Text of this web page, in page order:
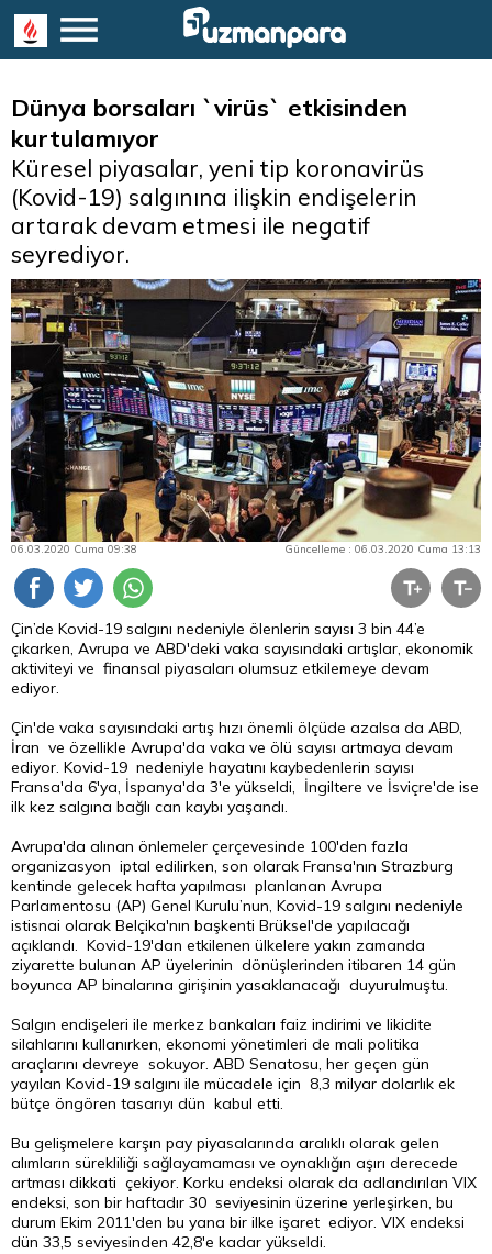
Dünya borsaları `virüs` etkisinden
kurtulamıyor
Küresel piyasalar, yeni tip koronavirüs
(Kovid-19) salgınına ilişkin endişelerin
artarak devam etmesi ile negatif
seyrediyor.
06.03.2020 Cuma 09:38 Güncelleme : 06.03.2020 Cuma 13:13
Çin’de Kovid-19 salgını nedeniyle ölenlerin sayısı 3 bin 44’e
çıkarken, Avrupa ve ABD'deki vaka sayısındaki artışlar, ekonomik
aktiviteyi ve finansal piyasaları olumsuz etkilemeye devam
ediyor.
Çin'de vaka sayısındaki artış hızı önemli ölçüde azalsa da ABD,
İran ve özellikle Avrupa'da vaka ve ölü sayısı artmaya devam
ediyor. Kovid-19 nedeniyle hayatını kaybedenlerin sayısı
Fransa'da 6'ya, İspanya'da 3'e yükseldi, İngiltere ve İsviçre'de ise
ilk kez salgına bağlı can kaybı yaşandı.
Avrupa'da alınan önlemeler çerçevesinde 100'den fazla
organizasyon iptal edilirken, son olarak Fransa'nın Strazburg
kentinde gelecek hafta yapılması planlanan Avrupa
Parlamentosu (AP) Genel Kurulu’nun, Kovid-19 salgını nedeniyle
istisnai olarak Belçika'nın başkenti Brüksel'de yapılacağı
açıklandı. Kovid-19'dan etkilenen ülkelere yakın zamanda
ziyarette bulunan AP üyelerinin dönüşlerinden itibaren 14 gün
boyunca AP binalarına girişinin yasaklanacağı duyurulmuştu.
Salgın endişeleri ile merkez bankaları faiz indirimi ve likidite
silahlarını kullanırken, ekonomi yönetimleri de mali politika
araçlarını devreye sokuyor. ABD Senatosu, her geçen gün
yayılan Kovid-19 salgını ile mücadele için 8,3 milyar dolarlık ek
bütçe öngören tasarıyı dün kabul etti.
Bu gelişmelere karşın pay piyasalarında aralıklı olarak gelen
alımların sürekliliği sağlayamaması ve oynaklığın aşırı derecede
artması dikkati çekiyor. Korku endeksi olarak da adlandırılan VIX
endeksi, son bir haftadır 30 seviyesinin üzerine yerleşirken, bu
durum Ekim 2011'den bu yana bir ilke işaret ediyor. VIX endeksi
dün 33,5 seviyesinden 42,8'e kadar yükseldi.